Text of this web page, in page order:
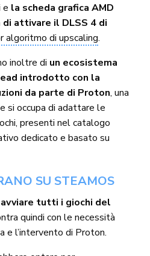
e la scheda grafica AMD
attivare il DLSS 4 di
algoritmo di upscaling.
inoltre di un ecosistema
introdotto con la
da parte di Proton, una
si occupa di adattare le
presenti nel catalogo
dedicato e basato su
SU STEAMOS
tutti i giochi del
quindi con le necessità
e l’intervento di Proton.